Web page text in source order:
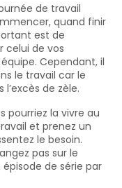
de travail
quand finir
est de
celui de vos
Cependant, il
le travail car le
de zèle.
pourriez la vivre au
et prenez un
le besoin.
pas sur le
de série par